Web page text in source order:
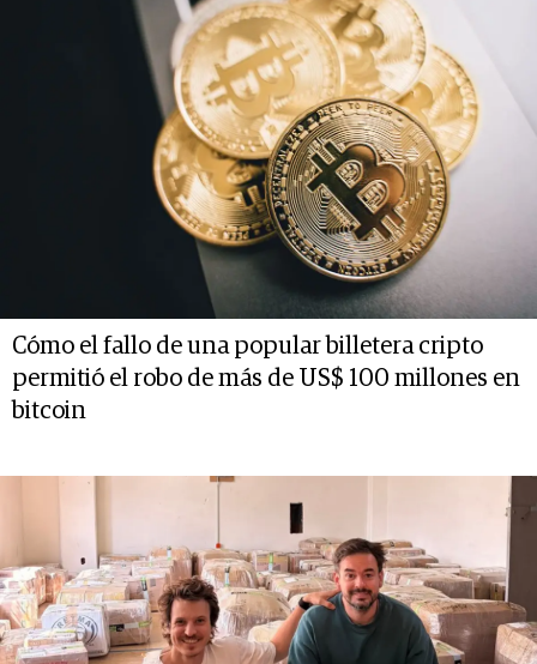
Cómo el fallo de una popular billetera cripto
permitió el robo de más de US$ 100 millones en
bitcoin